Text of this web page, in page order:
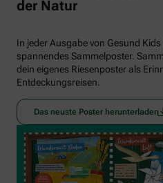
der Natur
In jeder Ausgabe von Gesund Kids
spannendes Sammelposter.
dein eigenes Riesenposter als
Entdeckungsreisen.
Das neuste Poster herunterladen